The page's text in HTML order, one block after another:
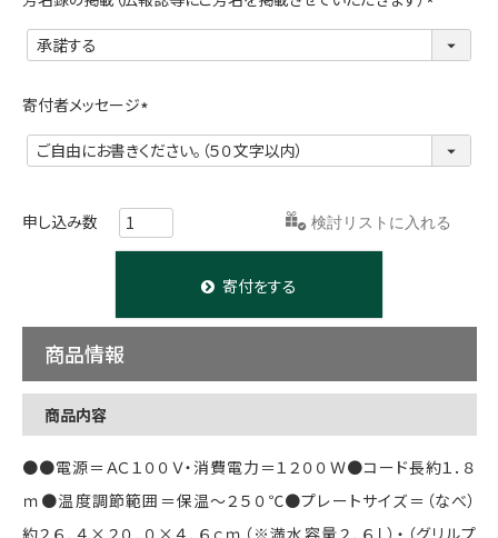
(
寄付者メッセージ
(
必
)
お気に入りに登録する
寄付をする
商品情報
商品内容
●●電源＝ＡＣ１００Ｖ・消費電力＝１２００Ｗ●コード長約１．８
ｍ●温度調節範囲＝保温～２５０℃●プレートサイズ＝（なべ）